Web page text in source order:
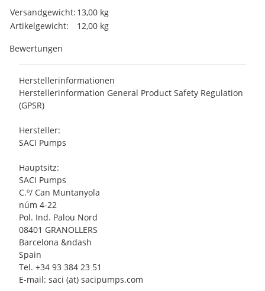
Produkteigenschaft
Wert
Versandgewicht: 13,00 kg
Artikelgewicht:
12,00 kg
Bewertungen
Herstellerinformationen
Herstellerinformation General Product Safety Regulation
(GPSR)
Hersteller:
SACI Pumps
Hauptsitz:
SACI Pumps
C.º/ Can Muntanyola
núm 4-22
Pol. Ind. Palou Nord
08401 GRANOLLERS
Barcelona &ndash
Spain
Tel. +34 93 384 23 51
E-mail: saci (ät) sacipumps.com